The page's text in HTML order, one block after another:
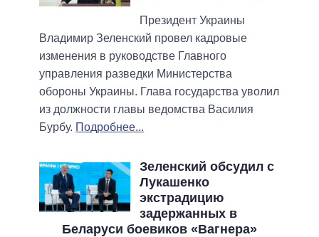
Президент Украины
Владимир Зеленский провел кадровые
изменения в руководстве Главного
управления разведки Министерства
обороны Украины. Глава государства уволил
из должности главы ведомства Василия
Бурбу. Подробнее...
Зеленский обсудил с
Лукашенко
экстрадицию
задержанных в
Беларуси боевиков «Вагнера»